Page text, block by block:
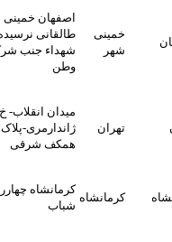
اصفهان خمینی شهر خیابان
طالقانی نرسیده به میدان
شهداء جنب شرکت مسافربری
میدان انقلاب- خ شهدای
ژاندارمری-پلاک227-طبقه
کرمانشاه چهارراه ابوذر خیابان
شباب